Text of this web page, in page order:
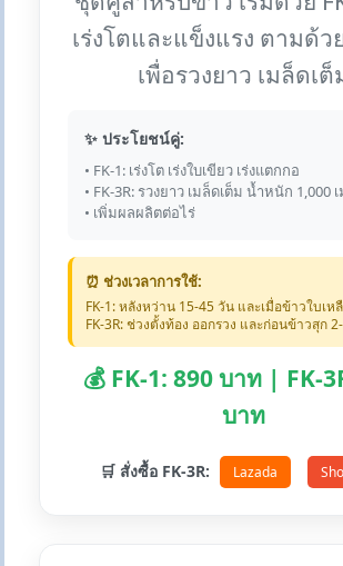
เร่งโตและแข็งแรง ตามด้ว
เพื่อรวงยาว เมล็ดเต็
✨ ประโยชน์คู่:
• FK-1: เร่งโต เร่งใบเขียว เร่งแตกกอ
• FK-3R: รวงยาว เมล็ดเต็ม น้ำหนัก 1,000
• เพิ่มผลผลิตต่อไร่
⏰ ช่วงเวลาการใช้:
FK-1: หลังหว่าน 15-45 วัน และเมื่อข้าวใบเห
FK-3R: ช่วงตั้งท้อง ออกรวง และก่อนข้าวสุก
💰 FK-1: 890 บาท | FK-
บาท
🛒 สั่งซื้อ FK-3R: Lazada